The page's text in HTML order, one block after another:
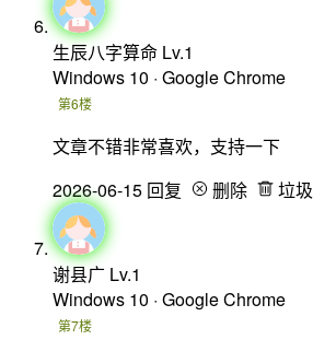
生辰八字算命 Lv.1
Windows 10 · Google Chrome
第6楼
文章不错非常喜欢，支持一下
2026-06-15 回复 删除 垃圾
谢县广 Lv.1
Windows 10 · Google Chrome
第7楼